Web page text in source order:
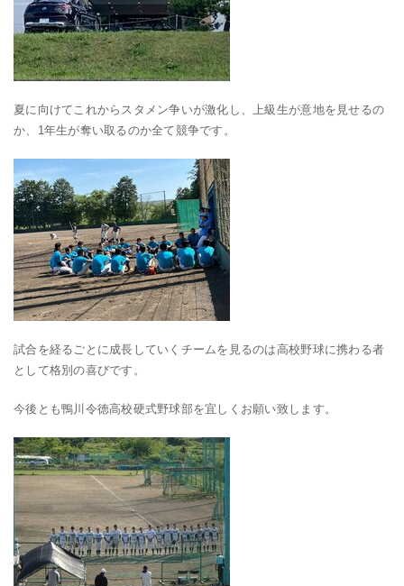
夏に向けてこれからスタメン争いが激化し、上級生が意地を見せるの
か、1年生が奪い取るのか全て競争です。
試合を経るごとに成長していくチームを見るのは高校野球に携わる者
として格別の喜びです。
今後とも鴨川令徳高校硬式野球部を宜しくお願い致します。